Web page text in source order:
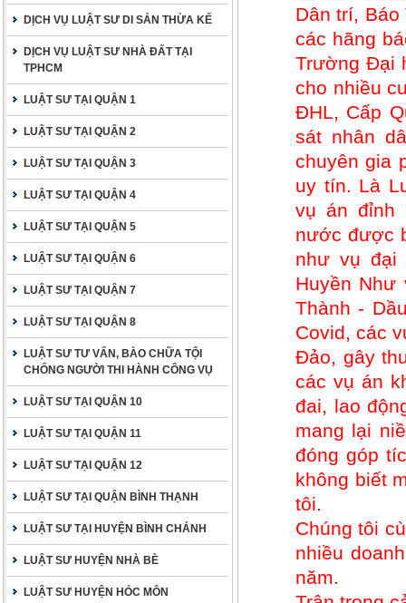
DỊCH VỤ LUẬT SƯ DI SẢN THỪA KẾ
DỊCH VỤ LUẬT SƯ NHÀ ĐẤT TẠI
TPHCM
LUẬT SƯ TẠI QUẬN 1
LUẬT SƯ TẠI QUẬN 2
LUẬT SƯ TẠI QUẬN 3
LUẬT SƯ TẠI QUẬN 4
LUẬT SƯ TẠI QUẬN 5
LUẬT SƯ TẠI QUẬN 6
LUẬT SƯ TẠI QUẬN 7
LUẬT SƯ TẠI QUẬN 8
LUẬT SƯ TƯ VẤN, BÀO CHỮA TỘI
CHỐNG NGƯỜI THI HÀNH CÔNG VỤ
LUẬT SƯ TẠI QUẬN 10
LUẬT SƯ TẠI QUẬN 11
LUẬT SƯ TẠI QUẬN 12
LUẬT SƯ TẠI QUẬN BÌNH THẠNH
LUẬT SƯ TẠI HUYỆN BÌNH CHÁNH
LUẬT SƯ HUYỆN NHÀ BÈ
LUẬT SƯ HUYỆN HÓC MÔN
Dân trí,
các hãng
Trường Đại
cho nhiều
ĐHL, Cấp
sát nhân
chuyên gia
uy tín. Là
vụ án đỉnh
nước được
như vụ đại
Huyền Như
Thành -
Covid, các
Đảo, gây
các vụ án
đai, lao
mang lại
đóng góp
không biết
tôi.
Chúng tôi
nhiều
năm.